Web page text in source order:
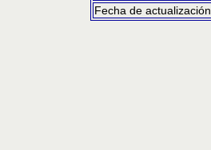
Fecha de actualización